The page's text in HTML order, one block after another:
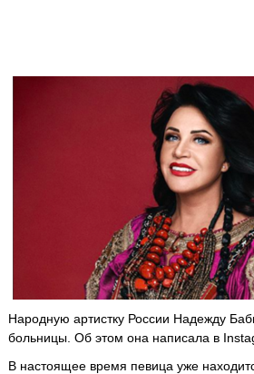
Народную артистку России Надежду
больницы. Об этом она написала в
В настоящее время певица уже